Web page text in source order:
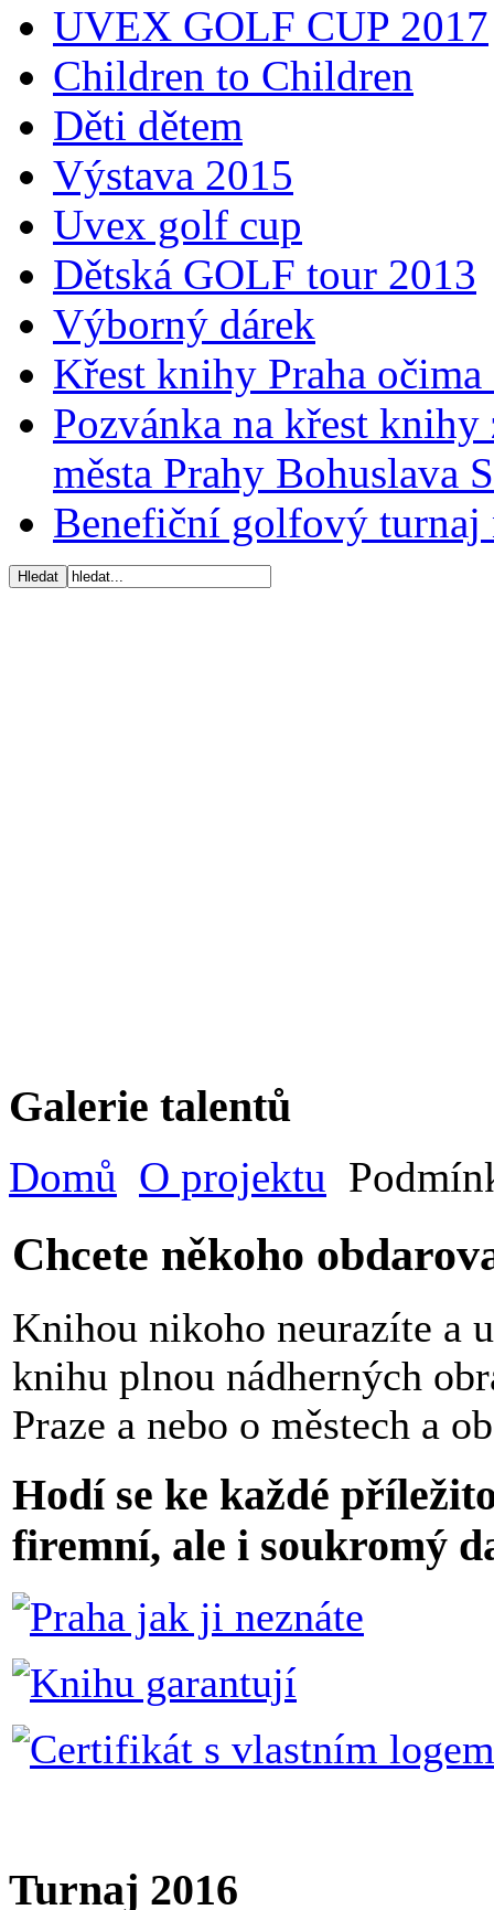
UVEX GOLF CUP 2017
Children to Children
Děti dětem
Výstava 2015
Uvex golf cup
Dětská GOLF tour 2013
Výborný dárek
Křest knihy Praha očima
Pozvánka na křest
města Prahy Bohuslava
Benefiční golfový turnaj
Galerie talentů
Domů O projektu
Chcete někoho
Knihou nikoho neurazíte a
knihu plnou nádherných
Praze a nebo o městech a
Hodí se ke každé
firemní, ale i soukromý
Turnaj 2016